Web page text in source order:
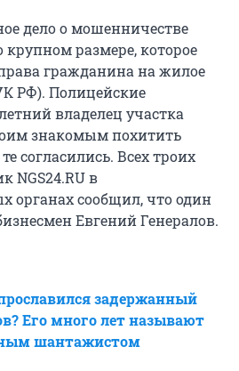
дело о мошенничестве
крупном размере, которое
гражданина на жилое
РФ). Полицейские
владелец участка
знакомым похитить
согласились. Всех троих
NGS24.RU в
органах сообщил, что один
Евгений Генералов.
задержанный
Его много лет называют
шантажистом